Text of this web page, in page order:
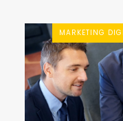
MARKETING